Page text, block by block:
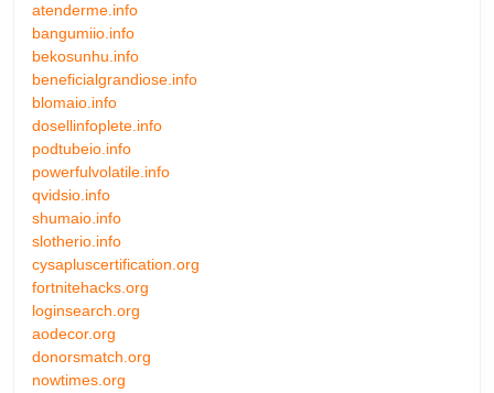
atenderme.info
bangumiio.info
bekosunhu.info
beneficialgrandiose.info
blomaio.info
dosellinfoplete.info
podtubeio.info
powerfulvolatile.info
qvidsio.info
shumaio.info
slotherio.info
cysapluscertification.org
fortnitehacks.org
loginsearch.org
aodecor.org
donorsmatch.org
nowtimes.org